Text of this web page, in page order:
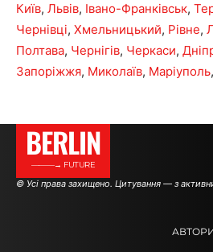
Київ, Львів, Івано-Франківськ,
Чернівці, Хмельницький, Рівне,
Полтава, Чернігів, Черкаси,
Запоріжжя, Миколаїв, Маріуполь,
BERLIN
———→ FUTURE
© Усі права захищено. Цитування — з